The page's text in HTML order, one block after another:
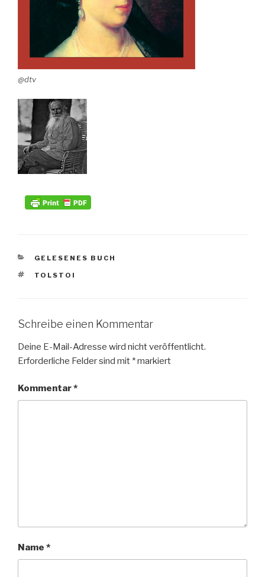
@dtv
KATEGORIEN
GELESENES BUCH
SCHLAGWÖRTER
TOLSTOI
Schreibe einen Kommentar
Deine E-Mail-Adresse wird nicht veröffentlicht.
Erforderliche Felder sind mit *markiert
Kommentar*
Name *